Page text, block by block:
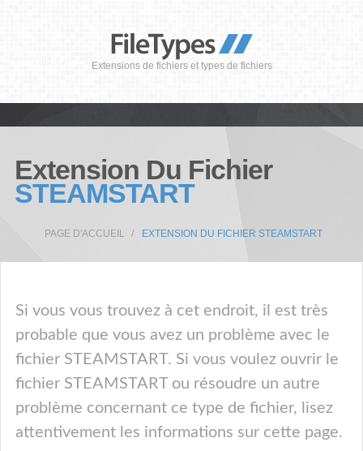
Extensions de fichiers et types de fichiers
Extension Du Fichier
STEAMSTART
PAGE D'ACCUEIL EXTENSION DU FICHIER STEAMSTART
Si vous vous trouvez à cet endroit, il est très
probable que vous avez un problème avec le
fichier STEAMSTART. Si vous voulez ouvrir le
fichier STEAMSTART ou résoudre un autre
problème concernant ce type de fichier, lisez
attentivement les informations sur cette page.